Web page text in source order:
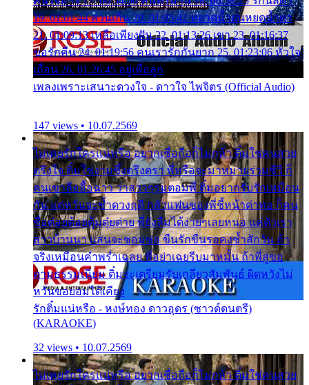
19. 01:01:44 ส่วนเกิน 20. 01:05:42 หยาดน้ำฝนหยดน้ำตา
21. 01:09:13 เหลือเพียงฝัน 22. 01:13:26 เขา 23. 01:16:37
ขอรักคืน 24. 01:19:56 คนเรารักกันยาก 25. 01:23:06 หัวใจ
เถื่อน 26. 01:26:45 อยู่เพื่อลูก
เพลงเพราะเสนาะดวงใจ - ดาวใจ ไพจิตร (Official Audio)
147 views • 10.07.2569
ไม่เคยรักใครแน่หรือ อยากเชื่อถือก็ไม่กล้า ติ๋มใช่คนสวย
ตรึงใจ ติ๋มใช่งามซึ้งตรึงตรา พี่หรือจะมาหมายร่วมชีวี ก็
คนเขาลืออื้อฉาว ว่าสาวๆรุมตอมพี่ ติ๋มอยากรับรักเหมือน
กัน แต่หวั่นจะช้ำดวงฤดี กลัวแฟนของพี่ชี้หน้าด่าทอ ก็คน
ชื่อต๋อยต้อยตุ้มตุ๋ยต่าย พี่ยังลืมได้ง่ายๆเลยหนอ แค่ตัวเรา
สาวบ้านนา แสนจะซอมซ่อ ขืนรักขืนรอคงช้ำสักวัน ถ้า
จริงเหมือนคำพร่ำเฉลย พี่อย่าเฉยรีบมาหมั้น ถ้าพี่สู่ขอ
ตามธรรมเนียม ติ๋มจะเตรียมรับเกลียวสัมพันธ์ ผิดหวังไม่
หวั่นขอยอมได้เคียง
รักติ๋มแน่หรือ - หงษ์ทอง ดาวอุดร (ซาวด์ดนตรี)
(KARAOKE)
32 views • 10.07.2569
ไม่เคยรักใครแน่หรือ อยากเชื่อถือก็ไม่กล้า ติ๋มใช่คนสวย